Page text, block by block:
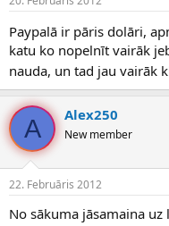
n
u
z
s
ā
c
j
s
a
u
m
s
Paypalā ir pāris dolāri,
katu ko nopelnīt vairāk
nauda, un tad jau vairāk
A Alex250
New member
22. Februāris 2012
No sākuma jāsamaina